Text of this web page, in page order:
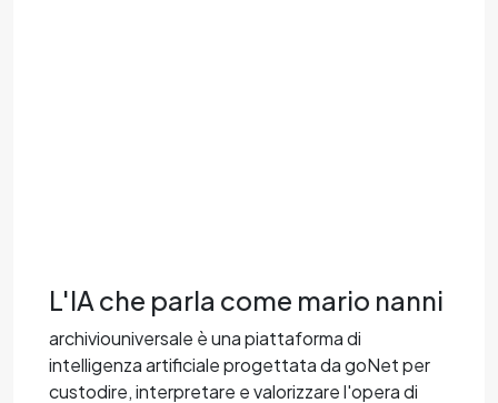
L'IA che parla come mario nanni
archiviouniversale è una piattaforma di
intelligenza artificiale progettata da goNet per
custodire, interpretare e valorizzare l'opera di